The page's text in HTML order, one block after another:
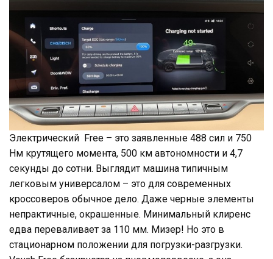
Электрический Free – это заявленные 488 сил и 750
Нм крутящего момента, 500 км автономности и 4,7
секунды до сотни. Выглядит машина типичным
легковым универсалом – это для современных
кроссоверов обычное дело. Даже черные элементы
непрактичные, окрашенные. Минимальный клиренс
едва переваливает за 110 мм. Мизер! Но это в
стационарном положении для погрузки-разгрузки.